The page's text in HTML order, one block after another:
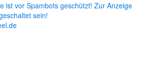
ist vor Spambots geschützt! Zur Anzeige
sein!